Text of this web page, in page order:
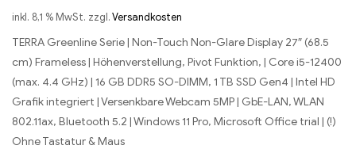
inkl. 8,1 % MwSt. zzgl.Versandkosten
TERRA Greenline Serie | Non-Touch Non-Glare Display 27″ (68.5
cm) Frameless | Höhenverstellung, Pivot Funktion, | Core i5-12400
(max. 4.4 GHz) | 16 GB DDR5 SO-DIMM, 1 TB SSD Gen4 | Intel HD
Grafik integriert | Versenkbare Webcam 5MP | GbE-LAN, WLAN
802.11ax, Bluetooth 5.2 | Windows 11 Pro, Microsoft Office trial | (!)
Ohne Tastatur & Maus